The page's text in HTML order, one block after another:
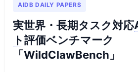
AIDB DAILY PAPERS
実世界・長期タスク対応
ト評価ベンチマーク
「WildClawBench」